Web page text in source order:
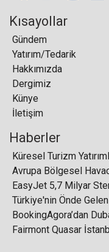
IHG Hotels &
alarak küresel
"Konsiyerj
Kısayollar
Gündem
Yatırım/Tedarik
Hakkımızda
Dergimiz
Künye
İletişim
Haberler
EasyJet 5,7 Milyar
BookingAgora’dan